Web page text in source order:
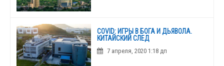
COVID: ИГРЫ В БОГА И ДЬЯВОЛА.
КИТАЙСКИЙ СЛЕД
7 апреля, 2020 1:18 дп